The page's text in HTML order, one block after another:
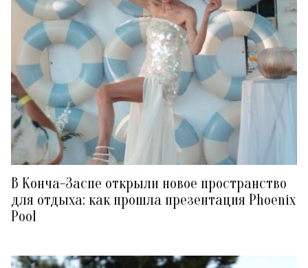
В Конча-Заспе открыли новое пространство
для отдыха: как прошла презентация Phoenix
Pool